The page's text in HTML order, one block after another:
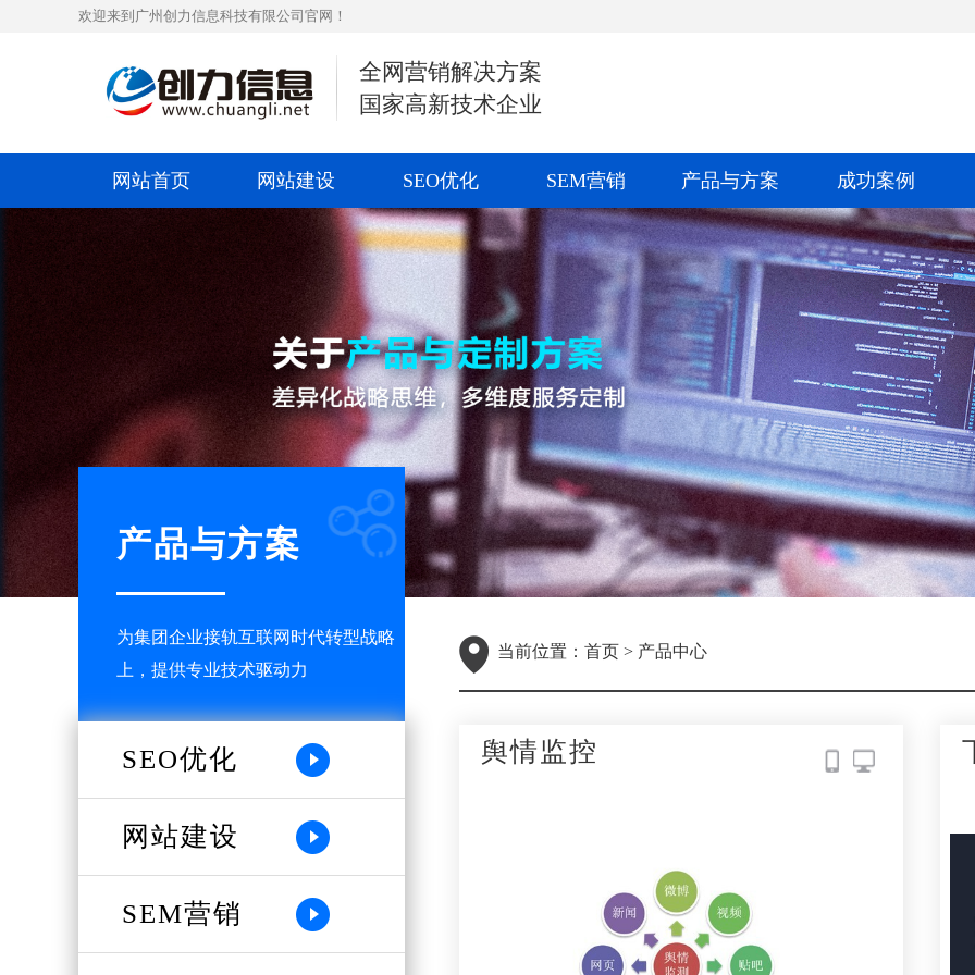
欢迎来到广州创力信息科技有限公司官网！
全网营销解决方案
国家高新技术企业
网站首页 网站建设 SEO优化 SEM营销 产品与方案 成功案例
产品与方案
为集团企业接轨互联网时代转型战略
上，提供专业技术驱动力
SEO优化
网站建设
SEM营销
当前位置： 首页 > 产品中心
舆情监控